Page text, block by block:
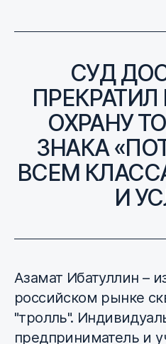
СУД
ОХРАНУ
ЗНАКА
ВСЕМ
И
Азамат Ибатуллин –
российском рынке
"тролль".
предприниматель и